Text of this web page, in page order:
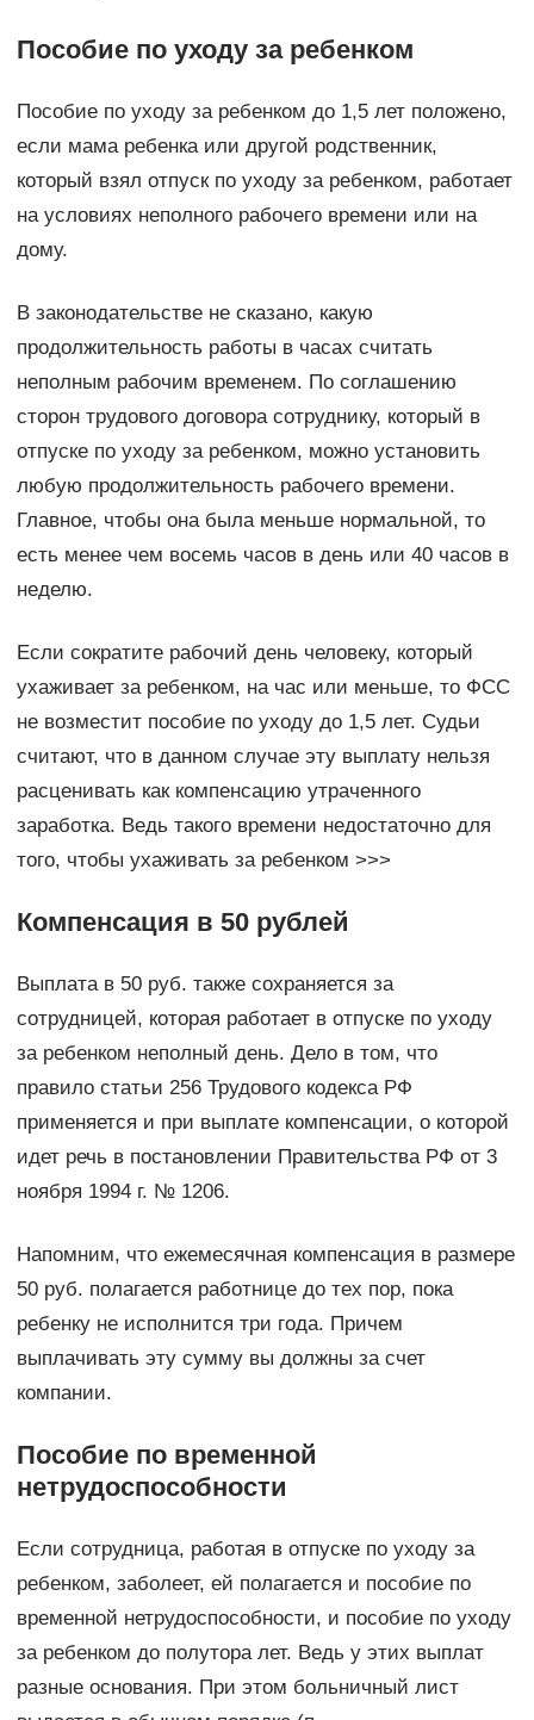
Пособие по уходу за ребенком
Пособие по уходу за ребенком до 1,5 лет положено,
если мама ребенка или другой родственник,
который взял отпуск по уходу за ребенком, работает
на условиях неполного рабочего времени или на
дому.
В законодательстве не сказано, какую
продолжительность работы в часах считать
неполным рабочим временем. По соглашению
сторон трудового договора сотруднику, который в
отпуске по уходу за ребенком, можно установить
любую продолжительность рабочего времени.
Главное, чтобы она была меньше нормальной, то
есть менее чем восемь часов в день или 40 часов в
неделю.
Если сократите рабочий день человеку, который
ухаживает за ребенком, на час или меньше, то ФСС
не возместит пособие по уходу до 1,5 лет. Судьи
считают, что в данном случае эту выплату нельзя
расценивать как компенсацию утраченного
заработка. Ведь такого времени недостаточно для
того, чтобы ухаживать за ребенком >>>
Компенсация в 50 рублей
Выплата в 50 руб. также сохраняется за
сотрудницей, которая работает в отпуске по уходу
за ребенком неполный день. Дело в том, что
правило статьи 256 Трудового кодекса РФ
применяется и при выплате компенсации, о которой
идет речь в постановлении Правительства РФ от 3
ноября 1994 г. № 1206.
Напомним, что ежемесячная компенсация в размере
50 руб. полагается работнице до тех пор, пока
ребенку не исполнится три года. Причем
выплачивать эту сумму вы должны за счет
компании.
Пособие по временной
нетрудоспособности
Если сотрудница, работая в отпуске по уходу за
ребенком, заболеет, ей полагается и пособие по
временной нетрудоспособности, и пособие по уходу
за ребенком до полутора лет. Ведь у этих выплат
разные основания. При этом больничный лист